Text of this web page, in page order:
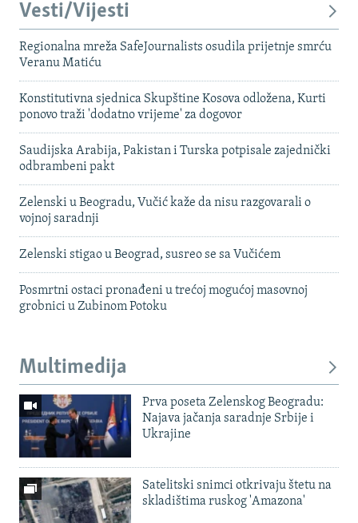
Vesti/Vijesti
Regionalna mreža SafeJournalists osudila prijetnje smrću
Veranu Matiću
Konstitutivna sjednica Skupštine Kosova odložena, Kurti
ponovo traži 'dodatno vrijeme' za dogovor
Saudijska Arabija, Pakistan i Turska potpisale zajednički
odbrambeni pakt
Zelenski u Beogradu, Vučić kaže da nisu razgovarali o
vojnoj saradnji
Zelenski stigao u Beograd, susreo se sa Vučićem
Posmrtni ostaci pronađeni u trećoj mogućoj masovnoj
grobnici u Zubinom Potoku
Multimedija
Prva poseta Zelenskog Beogradu:
Najava jačanja saradnje Srbije i
Ukrajine
Satelitski snimci otkrivaju štetu na
skladištima ruskog 'Amazona'